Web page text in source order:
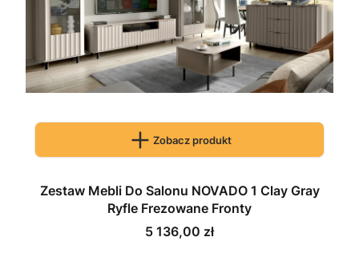
Zobacz produkt
Zestaw Mebli Do Salonu NOVADO 1 Clay Gray
Ryfle Frezowane Fronty
Cena
5 136,00 zł